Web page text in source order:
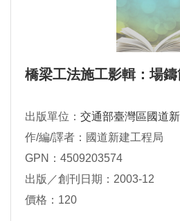
橋梁工法施工影輯：場
出版單位： 交通部臺灣區國道
作/編/譯者：國道新建工程局
GPN：4509203574
出版／創刊日期：2003-12
價格：120